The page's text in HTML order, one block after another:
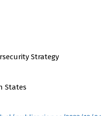
Strategy
States